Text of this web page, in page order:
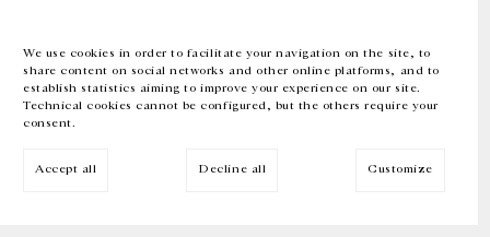
We use cookies in order to facilitate your navigation on the site, to
share content on social networks and other online platforms, and to
establish statistics aiming to improve your experience on our site.
Technical cookies cannot be configured, but the others require your
consent.
Accept all Decline all Customize
EN FR 中文 Facebook Instagram
Inscrivez-vous à notre newsletter